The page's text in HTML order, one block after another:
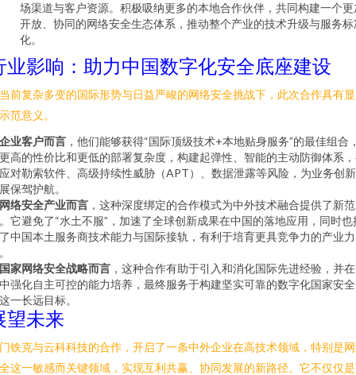
场渠道与客户资源。积极吸纳更多的本地合作伙伴，共同构建一个更
开放、协同的网络安全生态体系，推动整个产业的技术升级与服务标
化。
业影响：助力中国数字化安全底座建设
前复杂多变的国际形势与日益严峻的网络安全挑战下，此次合作具有
范意义。
业客户而言 ，他们能够获得“国际顶级技术+本地贴身服务”的最佳组合
高的性价比和更低的部署复杂度，构建起弹性、智能的主动防御体系
对勒索软件、高级持续性威胁（APT）、数据泄露等风险，为业务创
保驾护航。
络安全产业而言 ，这种深度绑定的合作模式为中外技术融合提供了新范
它避免了“水土不服”，加速了全球创新成果在中国的落地应用，同时也
中国本土服务商技术能力与国际接轨，有利于培育更具竞争力的产业力
家网络安全战略而言 ，这种合作有助于引入和消化国际先进经验，并
强化自主可控的能力培养，最终服务于构建坚实可靠的数字化国家安
一长远目标。
望未来
铁克与云科科技的合作，开启了一条中外企业在高技术领域，特别是
这一敏感而关键领域，实现互利共赢、协同发展的新路径。它不仅仅